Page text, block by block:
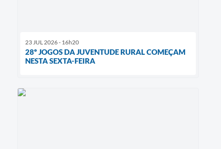
23 JUL 2026 - 16h20
28º JOGOS DA JUVENTUDE RURAL COMEÇAM
NESTA SEXTA-FEIRA